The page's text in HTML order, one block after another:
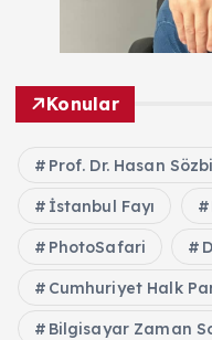
Konular
Prof. Dr. Hasan
İstanbul Fayı
PhotoSafari
Cumhuriyet Halk
Bilgisayar Zaman